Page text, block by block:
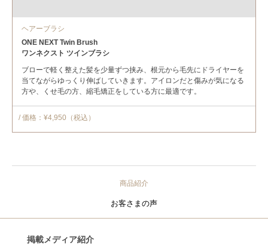
ヘアーブラシ
ONE NEXT Twin Brush
ワンネクスト ツインブラシ
ブローで軽く整えた髪を少量ずつ挟み、根元から毛先にドライヤーを
当てながらゆっくり伸ばしていきます。アイロンだと傷みが気になる
方や、くせ毛の方、縮毛矯正をしている方に最適です。
/ 価格：¥4,950（税込）
商品紹介
お客さまの声
掲載メディア紹介